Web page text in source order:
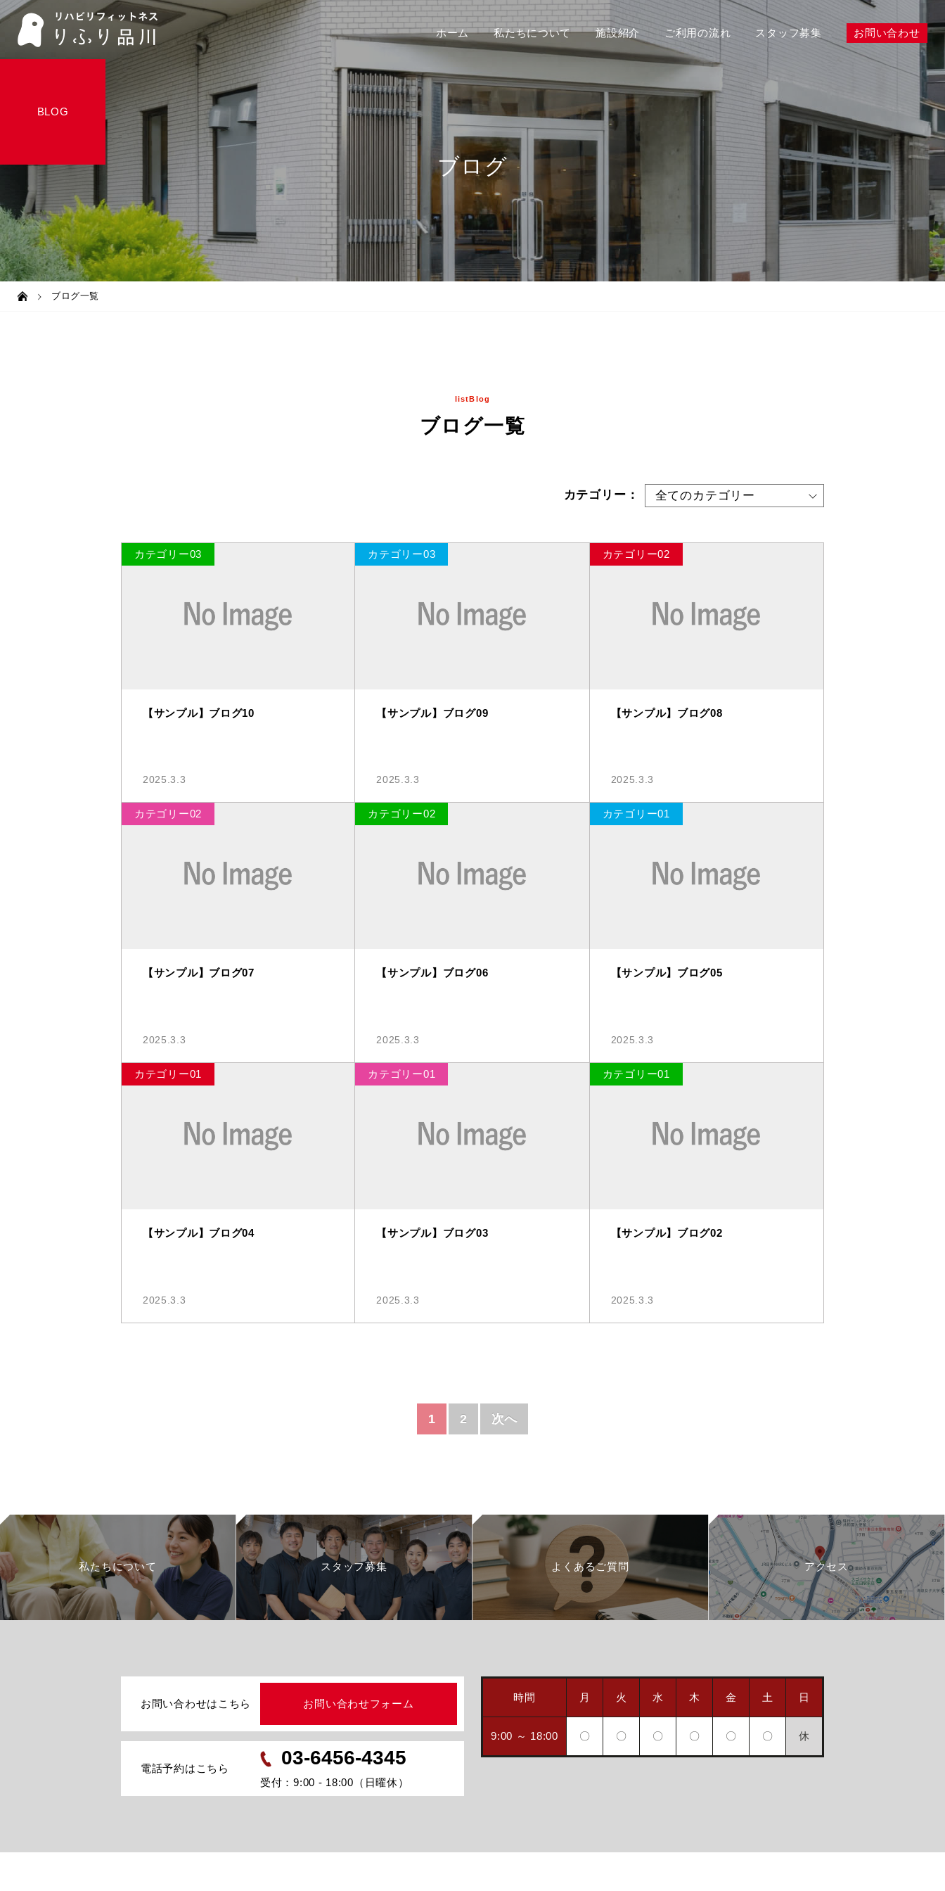
ホーム 私たちについて 施設紹介 ご利用の流れ スタッフ募集 お問い合わせ
BLOG
ブログ
ブログ一覧
listBlog
ブログ一覧
カテゴリー：
カテゴリー03
【サンプル】ブログ10
2025.3.3
カテゴリー03
【サンプル】ブログ09
2025.3.3
カテゴリー02
【サンプル】ブログ08
2025.3.3
カテゴリー02
【サンプル】ブログ07
2025.3.3
カテゴリー02
【サンプル】ブログ06
2025.3.3
カテゴリー01
【サンプル】ブログ05
2025.3.3
カテゴリー01
【サンプル】ブログ04
2025.3.3
カテゴリー01
【サンプル】ブログ03
2025.3.3
カテゴリー01
【サンプル】ブログ02
2025.3.3
1 2 次へ
私たちについて スタッフ募集 よくあるご質問 アクセス
お問い合わせはこちら お問い合わせフォーム
電話予約はこちら 03-6456-4345
受付：9:00 - 18:00（日曜休）
時間 月 火 水 木 金 土 日
9:00 ～ 18:00 〇 〇 〇 〇 〇 〇 休